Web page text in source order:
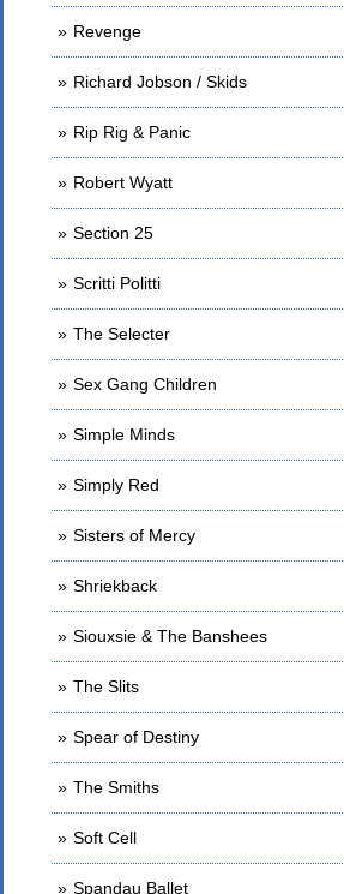
Revenge
Richard Jobson / Skids
Rip Rig & Panic
Robert Wyatt
Section 25
Scritti Politti
The Selecter
Sex Gang Children
Simple Minds
Simply Red
Sisters of Mercy
Shriekback
Siouxsie & The Banshees
The Slits
Spear of Destiny
The Smiths
Soft Cell
Spandau Ballet